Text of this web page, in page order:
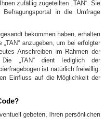
zufällig zugeteilten „TAN“. Sie
in die Umfrage
bekommen haben, erhalten
anzugeben, um bei erfolgter
Anschreiben im Rahmen der
Die „TAN“ dient lediglich der
ist natürlich freiwillig.
Einfluss auf die Möglichkeit der
gebeten, Ihren persönlichen